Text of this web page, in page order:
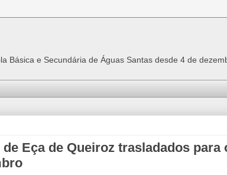
Básica e Secundária de Águas Santas desde 4 de
Eça de Queiroz trasladados para